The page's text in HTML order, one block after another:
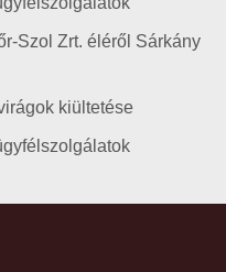
Szol Zrt. éléről Sárkány
kiültetése